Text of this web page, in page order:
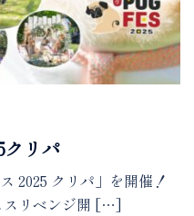
クリパ
2025 クリパ」を開催！
スリベンジ開 […]